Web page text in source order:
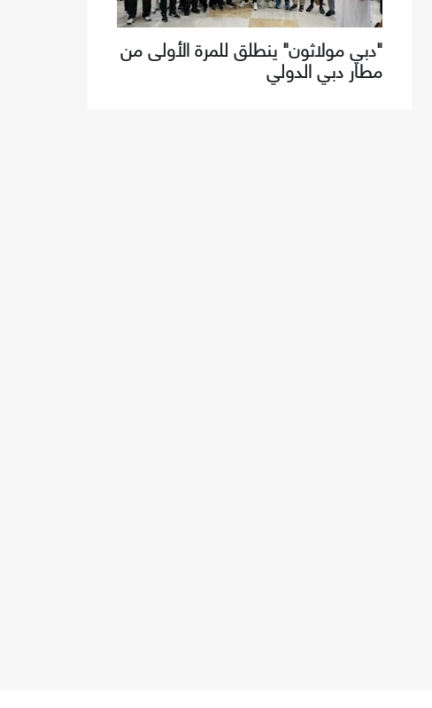
"دبي مولاثون" ينطلق للمرة الأولى من
مطار دبي الدولي